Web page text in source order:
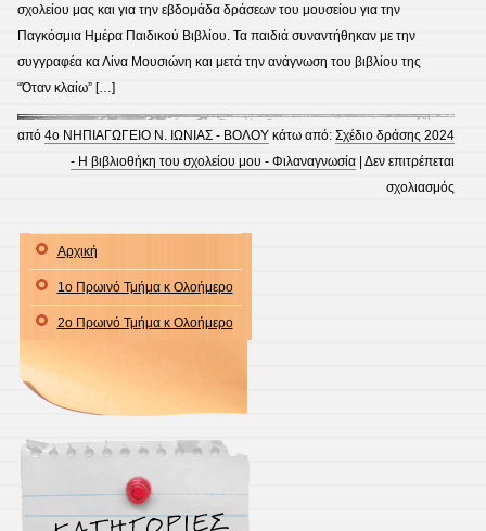
σχολείου μας και για την εβδομάδα δράσεων του μουσείου για την
Παγκόσμια Ημέρα Παιδικού Βιβλίου. Τα παιδιά συναντήθηκαν με την
συγγραφέα κα Λίνα Μουσιώνη και μετά την ανάγνωση του βιβλίου της
“Όταν κλαίω” […]
από4ο ΝΗΠΙΑΓΩΓΕΙΟ Ν. ΙΩΝΙΑΣ - ΒΟΛΟΥ κάτω από:Σχέδιο δράσης 2024
- Η βιβλιοθήκη του σχολείου μου - Φιλαναγνωσία |Δεν επιτρέπεται
σχολιασμός
Αρχική
1ο Πρωινό Τμήμα κ Ολοήμερο
2ο Πρωινό Τμήμα κ Ολοήμερο